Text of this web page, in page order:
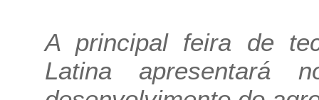
A principal feira de
Latina apresentará